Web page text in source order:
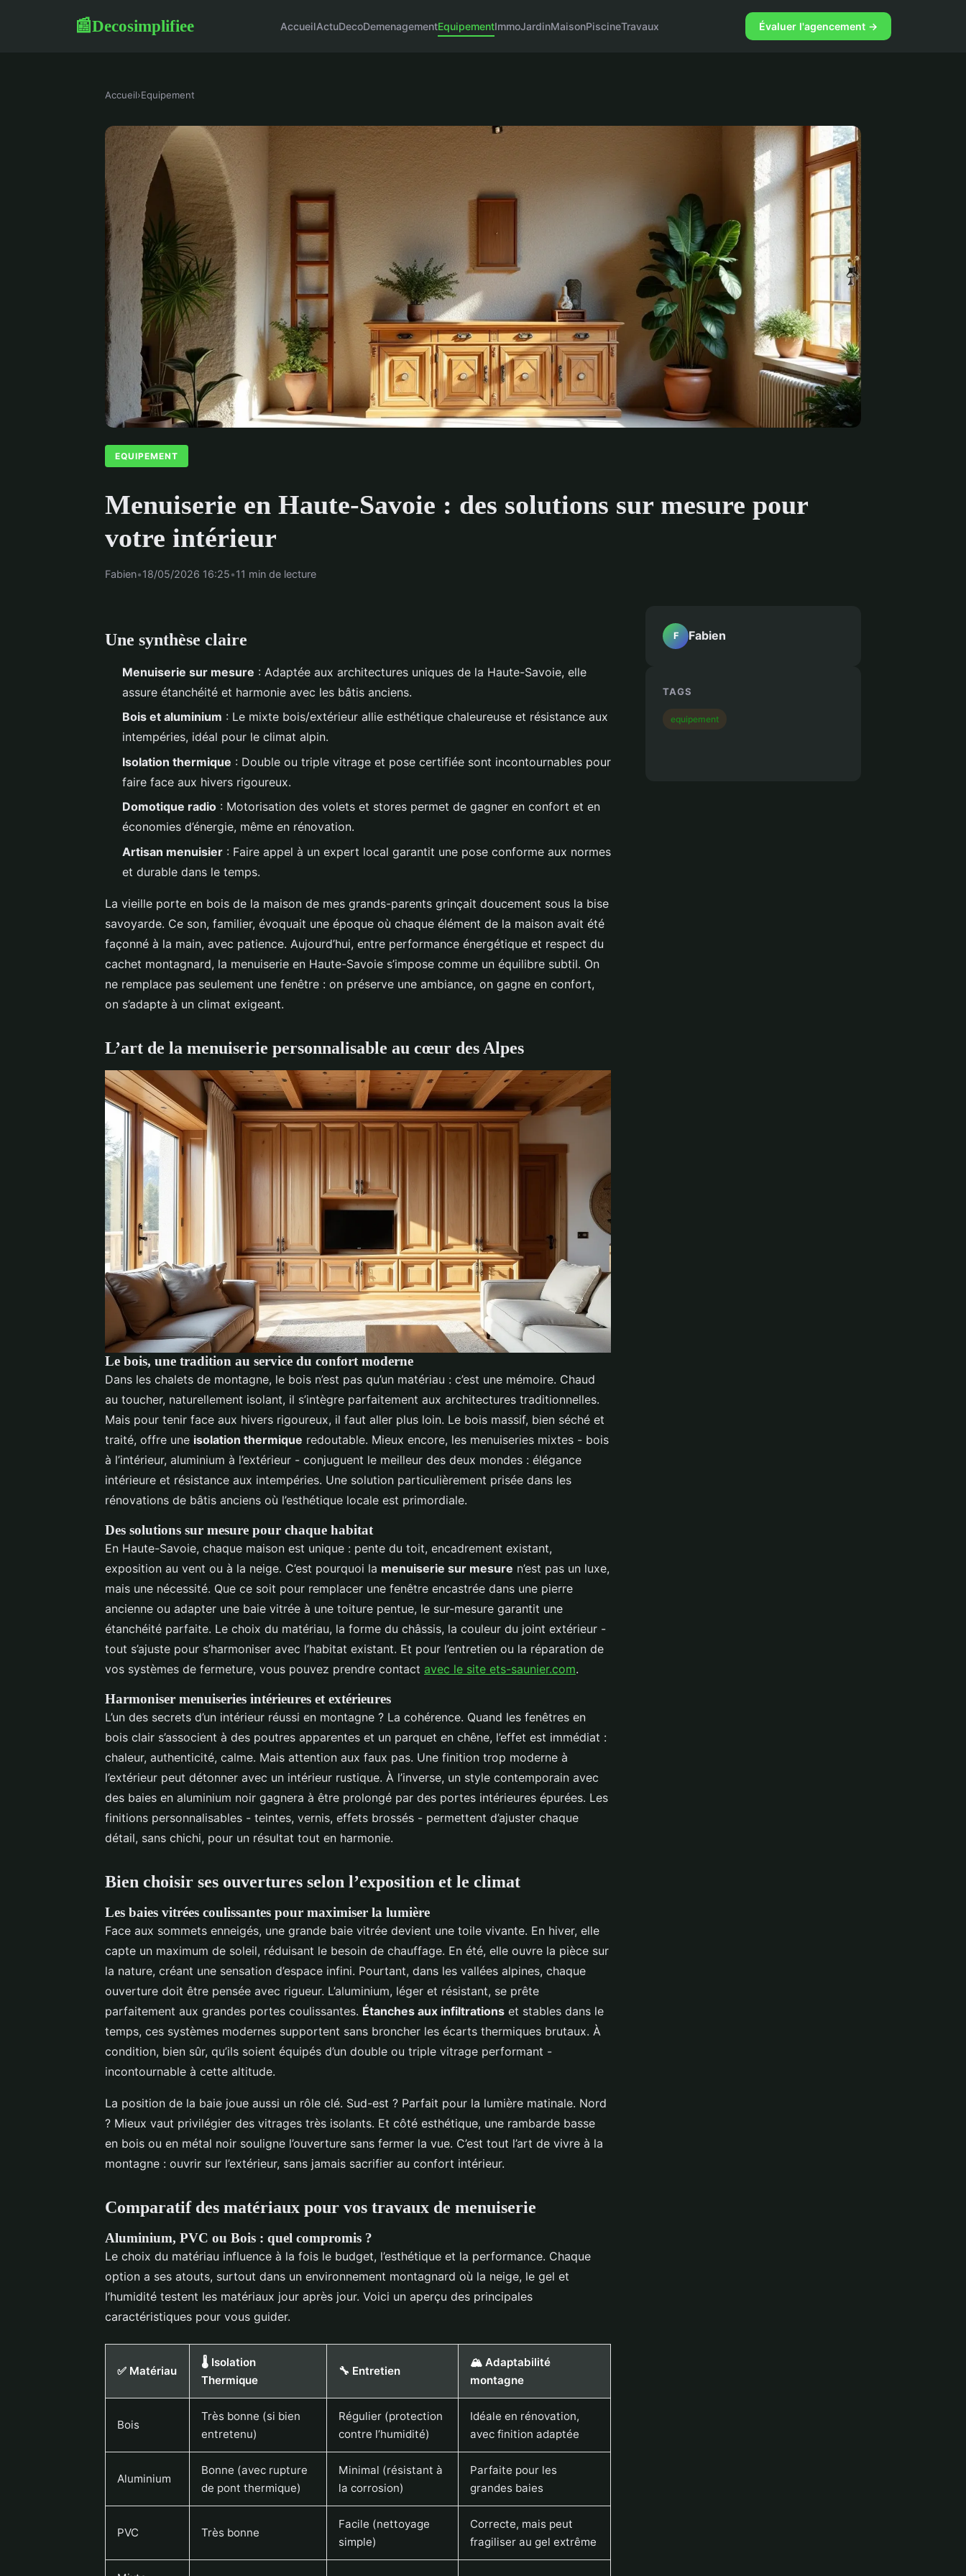
📰Decosimplifiee AccueilActuDecoDemenagementEquipementImmoJardinMaisonPiscineTravaux Évaluer l'agencement →
Accueil›Equipement
EQUIPEMENT
Menuiserie en Haute-Savoie : des solutions sur mesure pour
votre intérieur
Fabien•18/05/2026 16:25•11 min de lecture
Une synthèse claire
Menuiserie sur mesure : Adaptée aux architectures uniques de la Haute-Savoie, elle
assure étanchéité et harmonie avec les bâtis anciens.
Bois et aluminium : Le mixte bois/extérieur allie esthétique chaleureuse et résistance aux
intempéries, idéal pour le climat alpin.
Isolation thermique : Double ou triple vitrage et pose certifiée sont incontournables pour
faire face aux hivers rigoureux.
Domotique radio : Motorisation des volets et stores permet de gagner en confort et en
économies d’énergie, même en rénovation.
Artisan menuisier : Faire appel à un expert local garantit une pose conforme aux normes
et durable dans le temps.
La vieille porte en bois de la maison de mes grands-parents grinçait doucement sous la bise
savoyarde. Ce son, familier, évoquait une époque où chaque élément de la maison avait été
façonné à la main, avec patience. Aujourd’hui, entre performance énergétique et respect du
cachet montagnard, la menuiserie en Haute-Savoie s’impose comme un équilibre subtil. On
ne remplace pas seulement une fenêtre : on préserve une ambiance, on gagne en confort,
on s’adapte à un climat exigeant.
L’art de la menuiserie personnalisable au cœur des Alpes
Le bois, une tradition au service du confort moderne
Dans les chalets de montagne, le bois n’est pas qu’un matériau : c’est une mémoire. Chaud
au toucher, naturellement isolant, il s’intègre parfaitement aux architectures traditionnelles.
Mais pour tenir face aux hivers rigoureux, il faut aller plus loin. Le bois massif, bien séché et
traité, offre une isolation thermique redoutable. Mieux encore, les menuiseries mixtes - bois
à l’intérieur, aluminium à l’extérieur - conjuguent le meilleur des deux mondes : élégance
intérieure et résistance aux intempéries. Une solution particulièrement prisée dans les
rénovations de bâtis anciens où l’esthétique locale est primordiale.
Des solutions sur mesure pour chaque habitat
En Haute-Savoie, chaque maison est unique : pente du toit, encadrement existant,
exposition au vent ou à la neige. C’est pourquoi la menuiserie sur mesure n’est pas un luxe,
mais une nécessité. Que ce soit pour remplacer une fenêtre encastrée dans une pierre
ancienne ou adapter une baie vitrée à une toiture pentue, le sur-mesure garantit une
étanchéité parfaite. Le choix du matériau, la forme du châssis, la couleur du joint extérieur -
tout s’ajuste pour s’harmoniser avec l’habitat existant. Et pour l’entretien ou la réparation de
vos systèmes de fermeture, vous pouvez prendre contact avec le site ets-saunier.com.
Harmoniser menuiseries intérieures et extérieures
L’un des secrets d’un intérieur réussi en montagne ? La cohérence. Quand les fenêtres en
bois clair s’associent à des poutres apparentes et un parquet en chêne, l’effet est immédiat :
chaleur, authenticité, calme. Mais attention aux faux pas. Une finition trop moderne à
l’extérieur peut détonner avec un intérieur rustique. À l’inverse, un style contemporain avec
des baies en aluminium noir gagnera à être prolongé par des portes intérieures épurées. Les
finitions personnalisables - teintes, vernis, effets brossés - permettent d’ajuster chaque
détail, sans chichi, pour un résultat tout en harmonie.
Bien choisir ses ouvertures selon l’exposition et le climat
Les baies vitrées coulissantes pour maximiser la lumière
Face aux sommets enneigés, une grande baie vitrée devient une toile vivante. En hiver, elle
capte un maximum de soleil, réduisant le besoin de chauffage. En été, elle ouvre la pièce sur
la nature, créant une sensation d’espace infini. Pourtant, dans les vallées alpines, chaque
ouverture doit être pensée avec rigueur. L’aluminium, léger et résistant, se prête
parfaitement aux grandes portes coulissantes. Étanches aux infiltrations et stables dans le
temps, ces systèmes modernes supportent sans broncher les écarts thermiques brutaux. À
condition, bien sûr, qu’ils soient équipés d’un double ou triple vitrage performant -
incontournable à cette altitude.
La position de la baie joue aussi un rôle clé. Sud-est ? Parfait pour la lumière matinale. Nord
? Mieux vaut privilégier des vitrages très isolants. Et côté esthétique, une rambarde basse
en bois ou en métal noir souligne l’ouverture sans fermer la vue. C’est tout l’art de vivre à la
montagne : ouvrir sur l’extérieur, sans jamais sacrifier au confort intérieur.
Comparatif des matériaux pour vos travaux de menuiserie
Aluminium, PVC ou Bois : quel compromis ?
Le choix du matériau influence à la fois le budget, l’esthétique et la performance. Chaque
option a ses atouts, surtout dans un environnement montagnard où la neige, le gel et
l’humidité testent les matériaux jour après jour. Voici un aperçu des principales
caractéristiques pour vous guider.
✅ Matériau
🌡️ Isolation
Thermique
🔧 Entretien
🏔️ Adaptabilité
montagne
Bois
Très bonne (si bien
entretenu)
Régulier (protection
contre l’humidité)
Idéale en rénovation,
avec finition adaptée
Aluminium
Bonne (avec rupture
de pont thermique)
Minimal (résistant à
la corrosion)
Parfaite pour les
grandes baies
PVC Très bonne
Facile (nettoyage
simple)
Correcte, mais peut
fragiliser au gel extrême
F Fabien
TAGS
equipement